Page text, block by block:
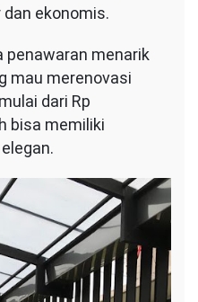
ekonomis.
penawaran menarik
mau merenovasi
dari Rp
bisa memiliki